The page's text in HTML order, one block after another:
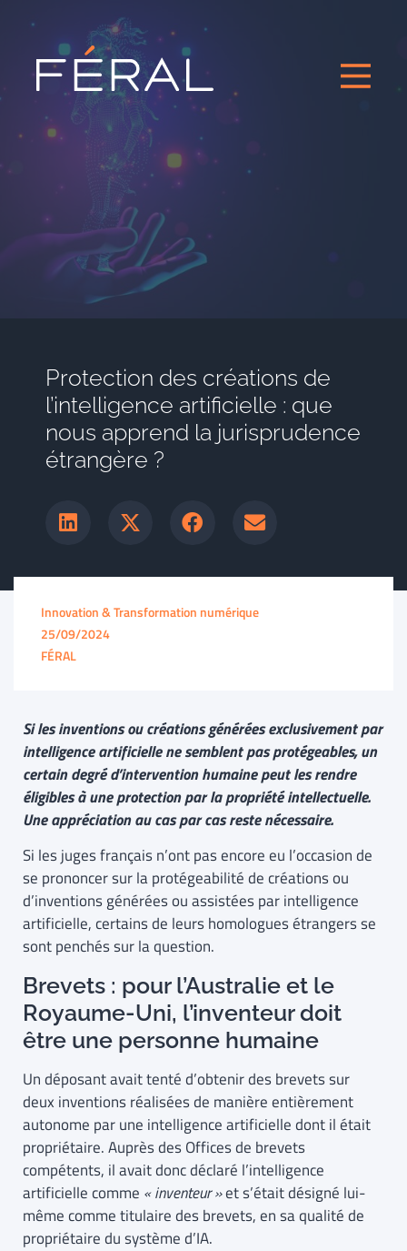
Protection des créations de
l’intelligence artificielle : que
nous apprend la jurisprudence
étrangère ?
Innovation & Transformation numérique
25/09/2024
FÉRAL
Si les inventions ou créations générées exclusivement par
intelligence artificielle ne semblent pas protégeables, un
certain degré d’intervention humaine peut les rendre
éligibles à une protection par la propriété intellectuelle.
Une appréciation au cas par cas reste nécessaire.
Si les juges français n’ont pas encore eu l’occasion de
se prononcer sur la protégeabilité de créations ou
d’inventions générées ou assistées par intelligence
artificielle, certains de leurs homologues étrangers se
sont penchés sur la question.
Brevets : pour l’Australie et le
Royaume-Uni, l’inventeur doit
être une personne humaine
Un déposant avait tenté d’obtenir des brevets sur
deux inventions réalisées de manière entièrement
autonome par une intelligence artificielle dont il était
propriétaire. Auprès des Offices de brevets
compétents, il avait donc déclaré l’intelligence
artificielle comme « inventeur »et s’était désigné lui-
même comme titulaire des brevets, en sa qualité de
propriétaire du système d’IA.